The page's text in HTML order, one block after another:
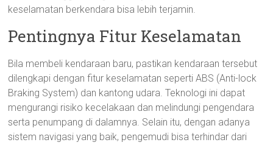
keselamatan berkendara bisa lebih terjamin.
Pentingnya Fitur Keselamatan
Bila membeli kendaraan baru, pastikan kendaraan tersebut
dilengkapi dengan fitur keselamatan seperti ABS (Anti-lock
Braking System) dan kantong udara. Teknologi ini dapat
mengurangi risiko kecelakaan dan melindungi pengendara
serta penumpang di dalamnya. Selain itu, dengan adanya
sistem navigasi yang baik, pengemudi bisa terhindar dari